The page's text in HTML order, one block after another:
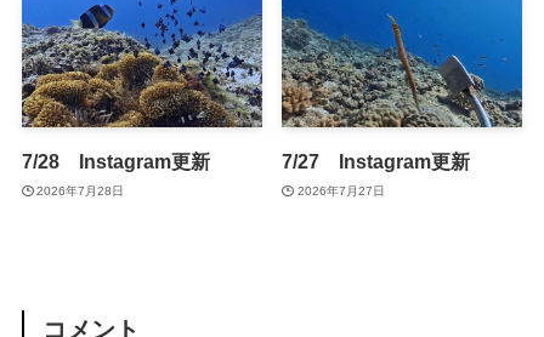
7/28 Instagram更新
2026年7月28日
7/27 Instagram更新
2026年7月27日
コメント